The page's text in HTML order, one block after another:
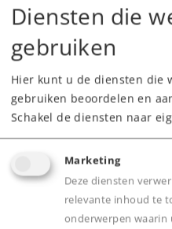
beide rijtuigsets past
locomotief E 03 002,
eveneens exclusief aan
aangeboden wordt.
De
Diensten die
gebruiken
Hier kunt u de diensten die
gebruiken beoordelen en
Schakel de diensten naar
Marketing
Deze diensten
relevante inhoud te
onderwerpen waarin